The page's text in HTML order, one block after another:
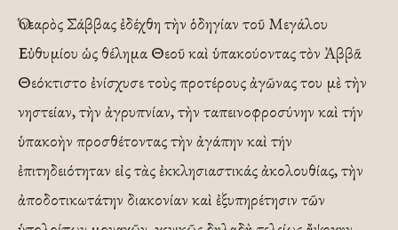
Ὁ νεαρὸς Σάββας ἐδέχθη τὴν ὁδηγίαν τοῦ Μεγάλου
Εὐθυμίου ὡς θέλημα Θεοῦ καὶ ὑπακούοντας τὸν Ἀββᾶ
Θεόκτιστο ἐνίσχυσε τοὺς προτέρους ἀγῶνας του μὲ τὴν
νηστείαν, τὴν ἀγρυπνίαν, τὴν ταπεινοφροσύνην καὶ τήν
ὑπακοὴν προσθέτοντας τὴν ἀγάπην καὶ τήν
ἐπιτηδειότηταν εἰς τὰς ἐκκλησιαστικάς ἀκολουθίας, τὴν
ἀποδοτικωτάτην διακονίαν καὶ ἐξυπηρέτησιν τῶν